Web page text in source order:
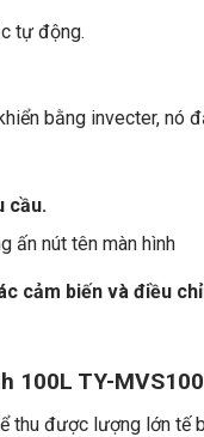
tự động.
bằng invecter, nó
cầu.
ấn nút tên màn hình
cảm biến và điều
100L TY-MVS100
thu được lượng lớn tế